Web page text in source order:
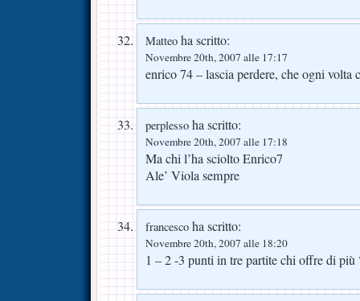
Matteo ha scritto:
Novembre 20th, 2007 alle 17:17
enrico 74 – lascia perdere, che ogni
perplesso ha scritto:
Novembre 20th, 2007 alle 17:18
Ma chi l’ha sciolto Enrico7
Ale’ Viola sempre
francesco ha scritto:
Novembre 20th, 2007 alle 18:20
1 – 2 -3 punti in tre partite chi offre di più